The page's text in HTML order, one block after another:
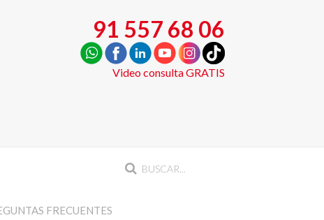
91 557 68 06
Video consulta GRATIS
FRECUENTES